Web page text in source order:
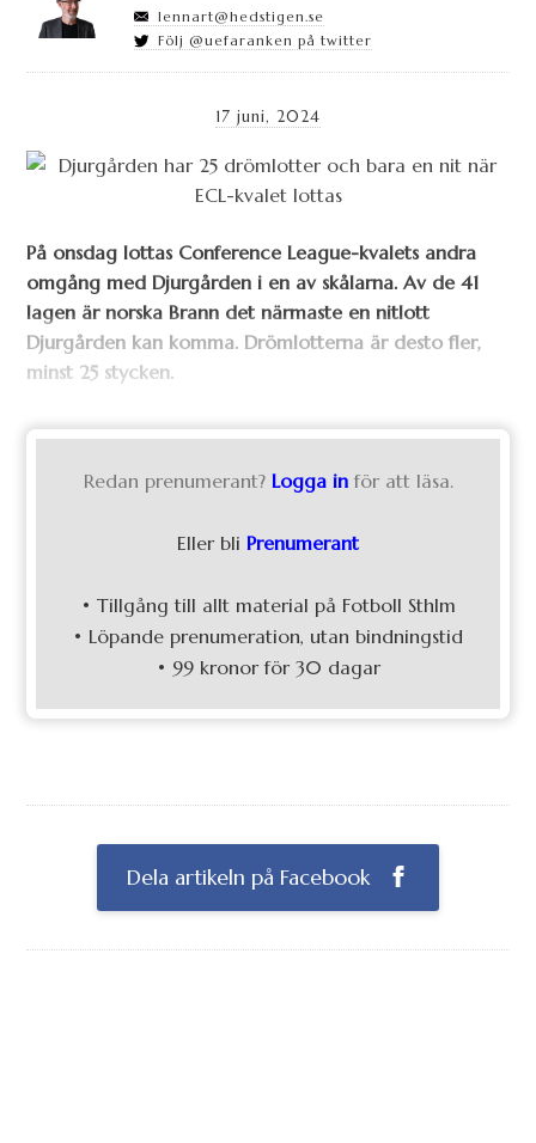
lennart@hedstigen.se
Följ @uefaranken på twitter
17 juni, 2024
På onsdag lottas Conference League-kvalets andra
omgång med Djurgården i en av skålarna. Av de 41
lagen är norska Brann det närmaste en nitlott
Djurgården kan komma. Drömlotterna är desto fler,
minst 25 stycken.
Redan prenumerant? Logga in för att läsa.
Eller bli Prenumerant
• Tillgång till allt material på Fotboll Sthlm
• Löpande prenumeration, utan bindningstid
• 99 kronor för 30 dagar
Dela artikeln på Facebook